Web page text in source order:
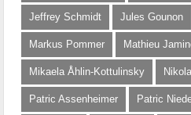
Jeffrey Schmidt Jules Gounon
Markus Pommer Mathieu
Mikaela Åhlin-Kottulinsky
Patric Assenheimer Patric